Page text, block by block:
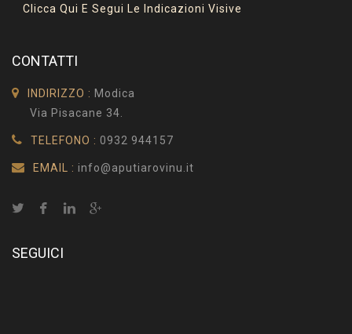
Clicca Qui E Segui Le Indicazioni Visive
CONTATTI
INDIRIZZO : Modica
Via Pisacane 34.
TELEFONO : 0932 944157
EMAIL : info@aputiarovinu.it
SEGUICI